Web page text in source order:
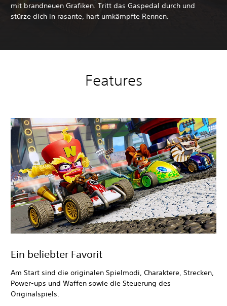
mit brandneuen Grafiken. Tritt das Gaspedal durch und
stürze dich in rasante, hart umkämpfte Rennen.
Features
Ein beliebter Favorit
Am Start sind die originalen Spielmodi, Charaktere, Strecken,
Power-ups und Waffen sowie die Steuerung des
Originalspiels.